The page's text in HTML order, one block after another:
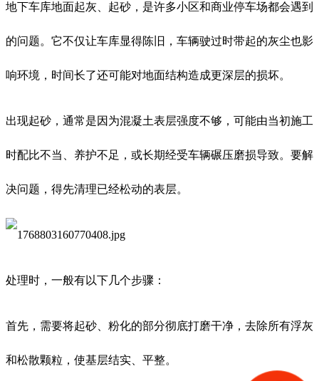
地下车库地面起灰、起砂，是许多小区和商业停车场都会遇到
的问题。它不仅让车库显得陈旧，车辆驶过时带起的灰尘也影
响环境，时间长了还可能对地面结构造成更深层的损坏。
出现起砂，通常是因为混凝土表层强度不够，可能由当初施工
时配比不当、养护不足，或长期经受车辆碾压磨损导致。要解
决问题，得先清理已经松动的表层。
处理时，一般有以下几个步骤：
首先，需要将起砂、粉化的部分彻底打磨干净，去除所有浮灰
和松散颗粒，使基层结实、平整。